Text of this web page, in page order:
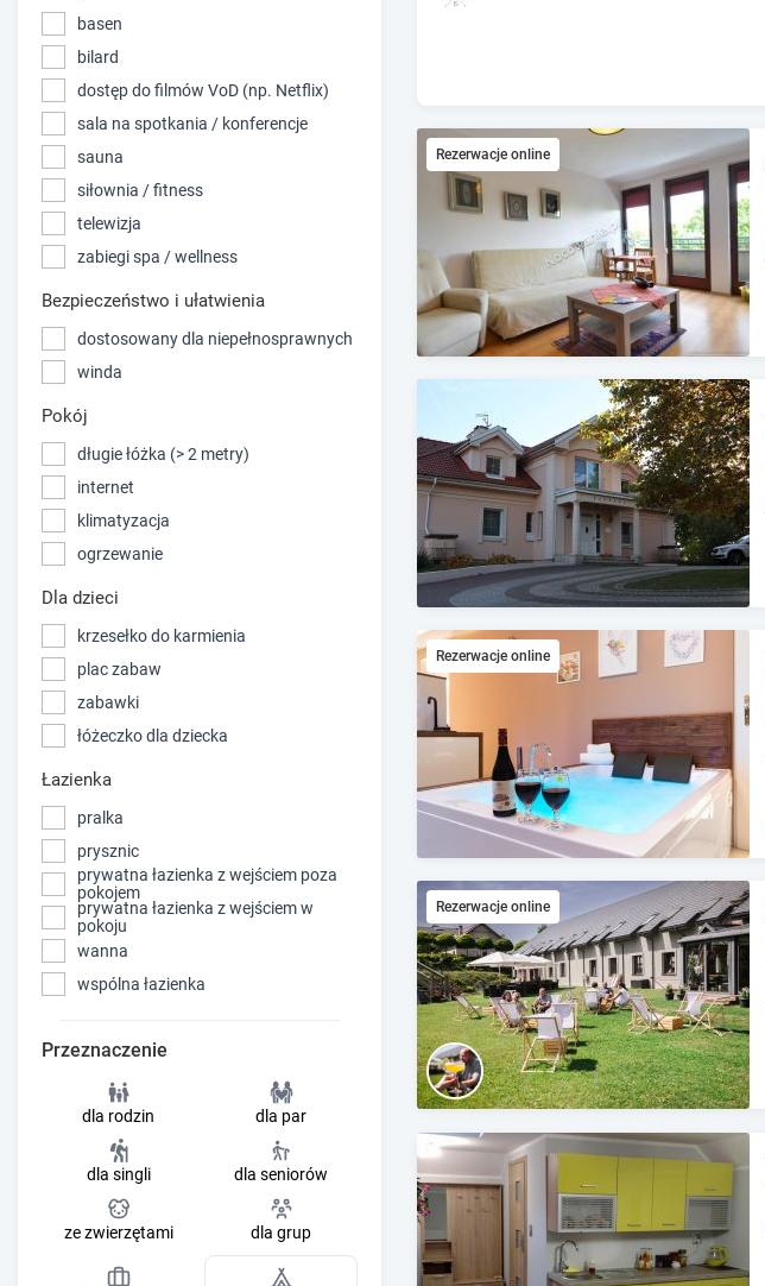
k
e
y
t
o
t
t
h
e
k
y
b
a
r
o
r
t
c
s
f
o
r
c
h
a
n
g
d
a
t
basen
bilard
dostęp do filmów VoD (np. Netflix)
sala na spotkania / konferencje
sauna
siłownia / fitness
telewizja
zabiegi spa / wellness
Bezpieczeństwo i ułatwienia
dostosowany dla niepełnosprawnych
winda
Pokój
długie łóżka (> 2 metry)
internet
klimatyzacja
ogrzewanie
Dla dzieci
krzesełko do karmienia
plac zabaw
zabawki
łóżeczko dla dziecka
Łazienka
pralka
prysznic
prywatna łazienka z wejściem poza
pokojem
prywatna łazienka z wejściem w
pokoju
wanna
wspólna łazienka
Przeznaczenie
dla rodzin dla par
dla singli dla seniorów
ze zwierzętami dla grup
Rezerwacje online
Rezerwacje online
Rezerwacje online